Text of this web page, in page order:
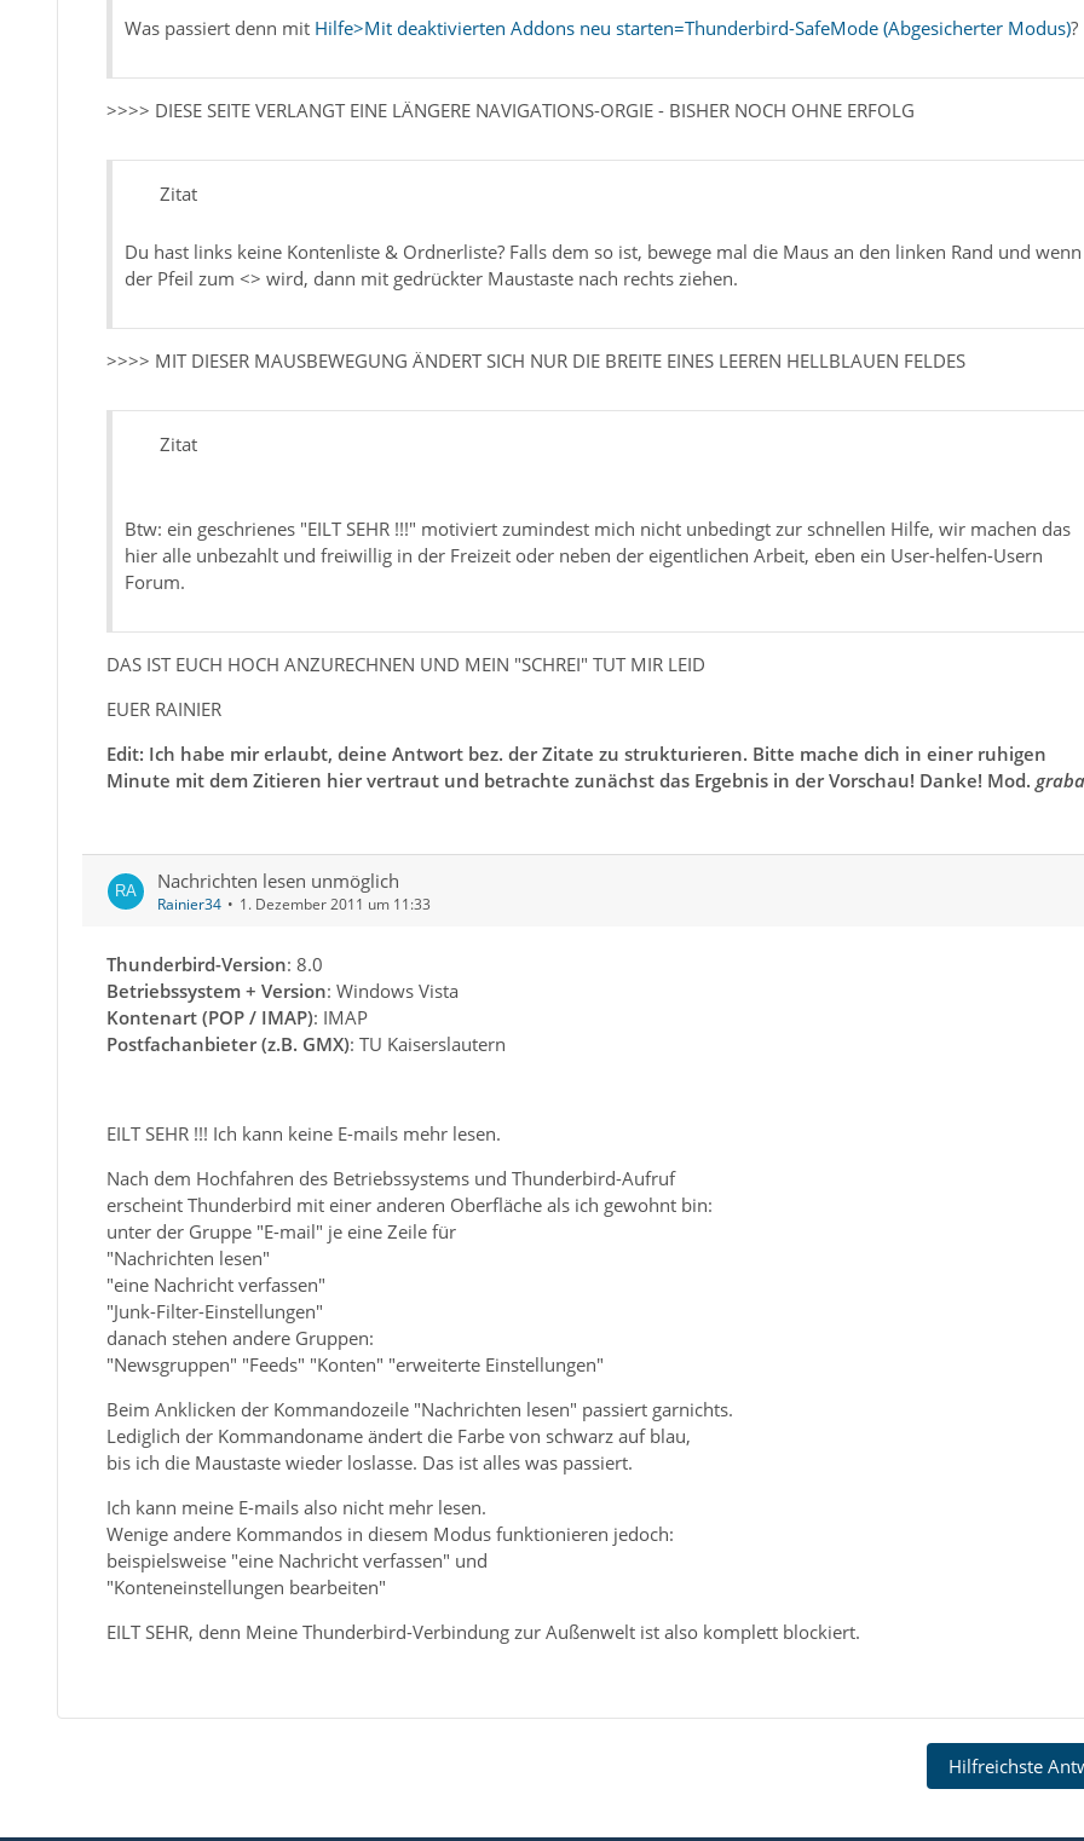
Was passiert denn mit Hilfe>Mit deaktivierten Addons neu starten=Thunderbird-SafeMode (Abgesicherter Modus)?
>>>> DIESE SEITE VERLANGT EINE LÄNGERE NAVIGATIONS-ORGIE - BISHER NOCH OHNE ERFOLG
Zitat
Du hast links keine Kontenliste & Ordnerliste? Falls dem so ist, bewege mal die Maus an den linken Rand und wenn
der Pfeil zum <> wird, dann mit gedrückter Maustaste nach rechts ziehen.
>>>> MIT DIESER MAUSBEWEGUNG ÄNDERT SICH NUR DIE BREITE EINES LEEREN HELLBLAUEN FELDES
Zitat
Btw: ein geschrienes "EILT SEHR !!!" motiviert zumindest mich nicht unbedingt zur schnellen Hilfe, wir machen das
hier alle unbezahlt und freiwillig in der Freizeit oder neben der eigentlichen Arbeit, eben ein User-helfen-Usern
Forum.
DAS IST EUCH HOCH ANZURECHNEN UND MEIN "SCHREI" TUT MIR LEID
EUER RAINIER
Edit: Ich habe mir erlaubt, deine Antwort bez. der Zitate zu strukturieren. Bitte mache dich in einer ruhigen
Minute mit dem Zitieren hier vertraut und betrachte zunächst das Ergebnis in der Vorschau! Danke! Mod. graba
Nachrichten lesen unmöglich
Rainier34 1. Dezember 2011 um 11:33
Thunderbird-Version: 8.0
Betriebssystem + Version: Windows Vista
Kontenart (POP / IMAP): IMAP
Postfachanbieter (z.B. GMX): TU Kaiserslautern
EILT SEHR !!! Ich kann keine E-mails mehr lesen.
Nach dem Hochfahren des Betriebssystems und Thunderbird-Aufruf
erscheint Thunderbird mit einer anderen Oberfläche als ich gewohnt bin:
unter der Gruppe "E-mail" je eine Zeile für
"Nachrichten lesen"
"eine Nachricht verfassen"
"Junk-Filter-Einstellungen"
danach stehen andere Gruppen:
"Newsgruppen" "Feeds" "Konten" "erweiterte Einstellungen"
Beim Anklicken der Kommandozeile "Nachrichten lesen" passiert garnichts.
Lediglich der Kommandoname ändert die Farbe von schwarz auf blau,
bis ich die Maustaste wieder loslasse. Das ist alles was passiert.
Ich kann meine E-mails also nicht mehr lesen.
Wenige andere Kommandos in diesem Modus funktionieren jedoch:
beispielsweise "eine Nachricht verfassen" und
"Konteneinstellungen bearbeiten"
EILT SEHR, denn Meine Thunderbird-Verbindung zur Außenwelt ist also komplett blockiert.
Hilfreichste